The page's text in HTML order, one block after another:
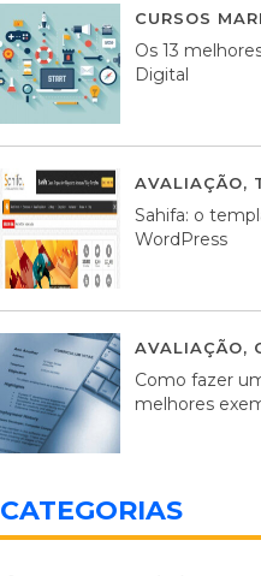
CURSOS
Os 13
Digital
AVALIAÇÃO,
Sahifa: o
WordPress
AVALIAÇÃO,
Como fazer
melhores
CATEGORIAS